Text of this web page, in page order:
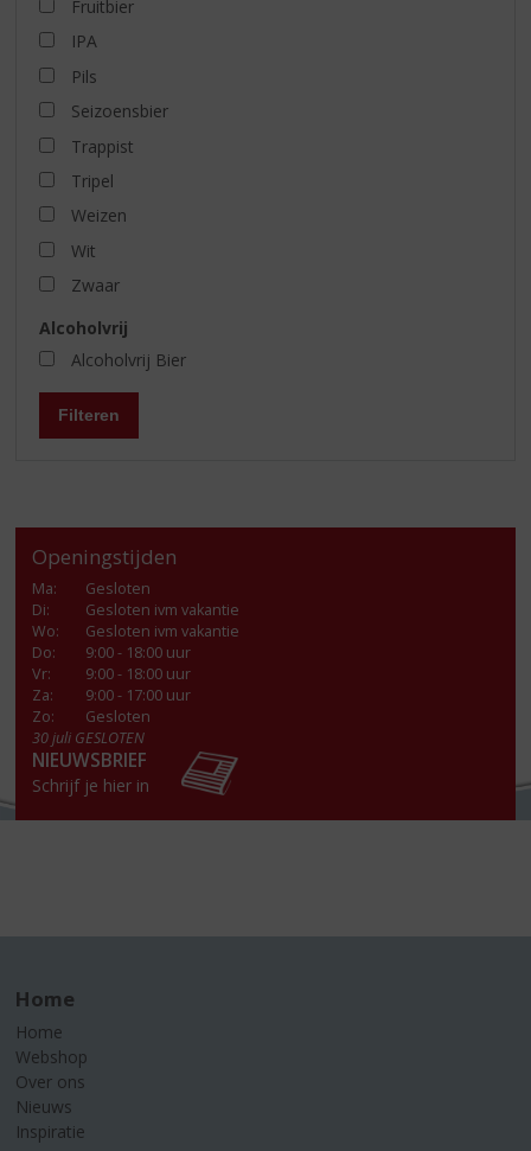
Fruitbier
IPA
Pils
Seizoensbier
Trappist
Tripel
Weizen
Wit
Zwaar
Alcoholvrij
Alcoholvrij Bier
Filteren
Openingstijden
Ma:
Gesloten
Di:
Gesloten ivm vakantie
Wo:
Gesloten ivm vakantie
Do:
9:00 - 18:00 uur
Vr:
9:00 - 18:00 uur
Za:
9:00 - 17:00 uur
Zo:
Gesloten
30 juli GESLOTEN
NIEUWSBRIEF
Schrijf je hier in
Home
Home
Webshop
Over ons
Nieuws
Inspiratie